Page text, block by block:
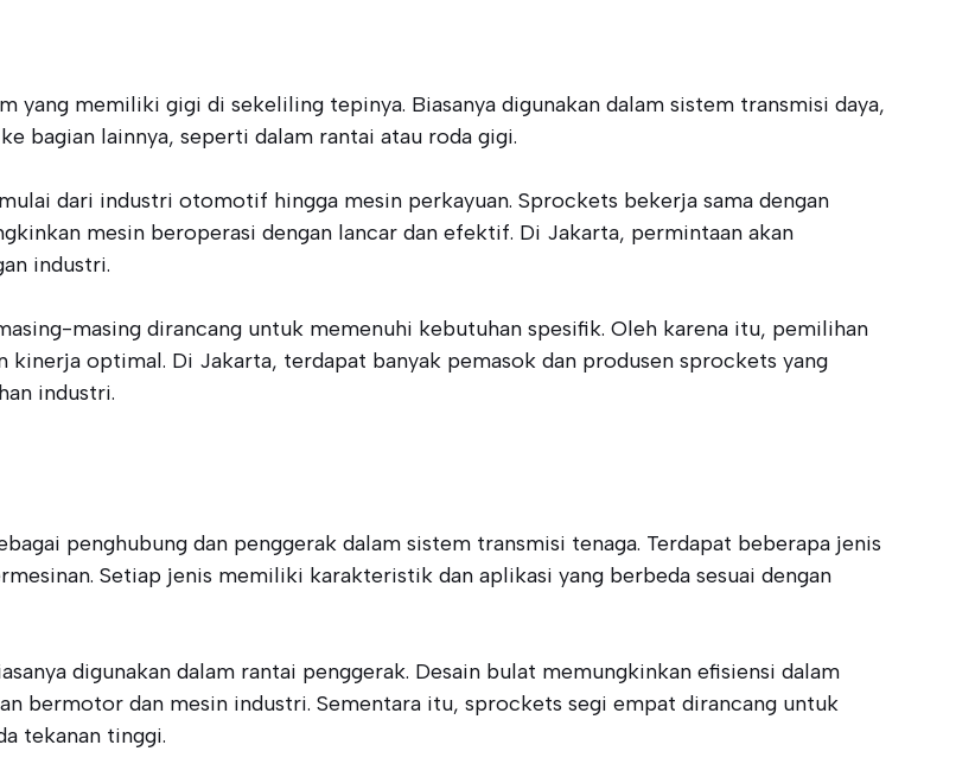
yang memiliki gigi di sekeliling tepinya. Biasanya digunakan dalam sistem transmisi daya,
bagian lainnya, seperti dalam rantai atau roda gigi.
dari industri otomotif hingga mesin perkayuan. Sprockets bekerja sama dengan
mesin beroperasi dengan lancar dan efektif. Di Jakarta, permintaan akan
industri.
masing dirancang untuk memenuhi kebutuhan spesifik. Oleh karena itu, pemilihan
optimal. Di Jakarta, terdapat banyak pemasok dan produsen sprockets yang
industri.
penghubung dan penggerak dalam sistem transmisi tenaga. Terdapat beberapa jenis
Setiap jenis memiliki karakteristik dan aplikasi yang berbeda sesuai dengan
digunakan dalam rantai penggerak. Desain bulat memungkinkan efisiensi dalam
bermotor dan mesin industri. Sementara itu, sprockets segi empat dirancang untuk
tekanan tinggi.